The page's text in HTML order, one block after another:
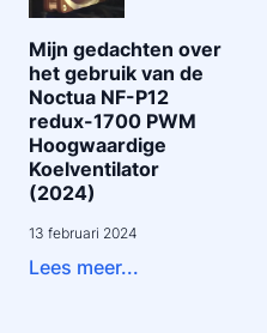
Mijn gedachten over
het gebruik van de
Noctua NF-P12
redux-1700 PWM
Hoogwaardige
Koelventilator
(2024)
13 februari 2024
Lees meer...